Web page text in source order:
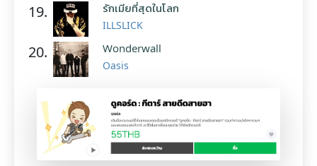
19. รักเมียที่สุดในโลก
ILLSLICK
20. Wonderwall
Oasis